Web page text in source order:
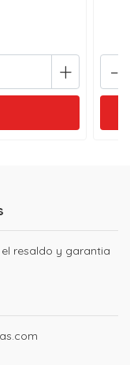
+ -
resaldo y garantia